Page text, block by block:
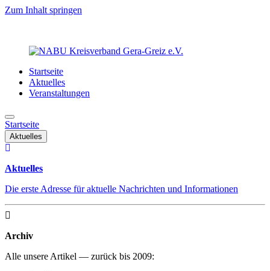
Zum Inhalt springen
Startseite
Aktuelles
Veranstaltungen
Startseite
Aktuelles
Aktuelles
Die erste Adresse für aktuelle Nachrichten und Informationen
Archiv
Alle unsere Artikel — zurück bis 2009: